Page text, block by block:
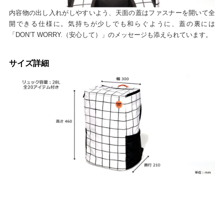
内容物の出し入れがしやすいよう、天面の蓋はファスナーを開いて全
開できる仕様に。気持ちが少しでも和らぐように、蓋の裏には
「DON’T WORRY.（安心して）」のメッセージも添えられています。
サイズ詳細